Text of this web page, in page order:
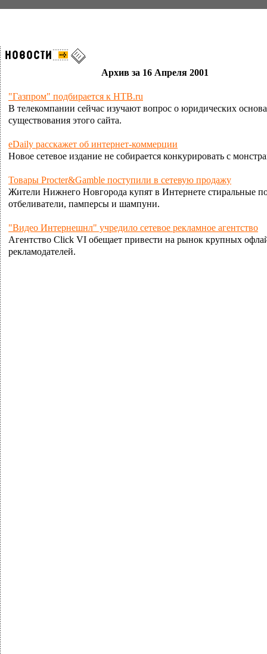
Архив за 16 Апреля 2001
"Газпром" подбирается к НТВ.ru
В телекомпании сейчас изучают вопрос о юридических
существования этого сайта.
eDaily расскажет об интернет-коммерции
Новое сетевое издание не собирается конкурировать с
Товары Procter&Gamble поступили в сетевую продажу
Жители Нижнего Новгорода купят в Интернете стиральные
отбеливатели, памперсы и шампуни.
"Видео Интернешнл" учредило сетевое рекламное агентство
Агентство Click VI обещает привести на рынок крупных
рекламодателей.